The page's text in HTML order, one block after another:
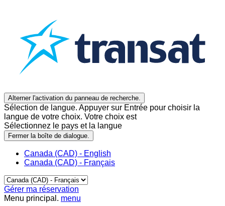
Alterner l'activation du panneau de recherche.
Sélection de langue. Appuyer sur Entrée pour choisir la
langue de votre choix. Votre choix est
Sélectionnez le pays et la langue
Fermer la boîte de dialogue.
Canada (CAD) - English
Canada (CAD) - Français
Gérer ma réservation
Menu principal. menu